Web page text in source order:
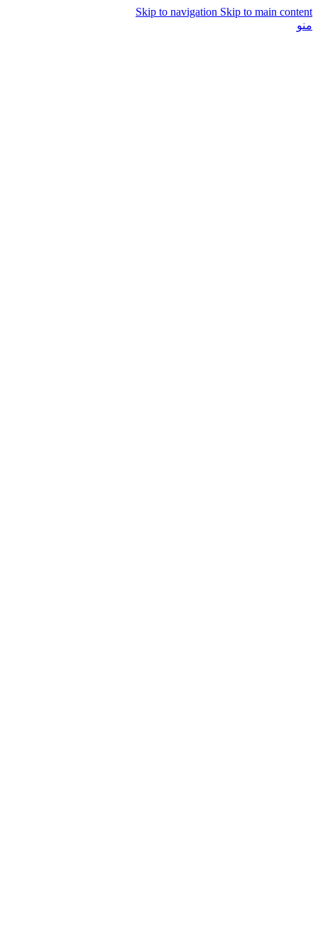
Skip to navigation Skip to main content
منو